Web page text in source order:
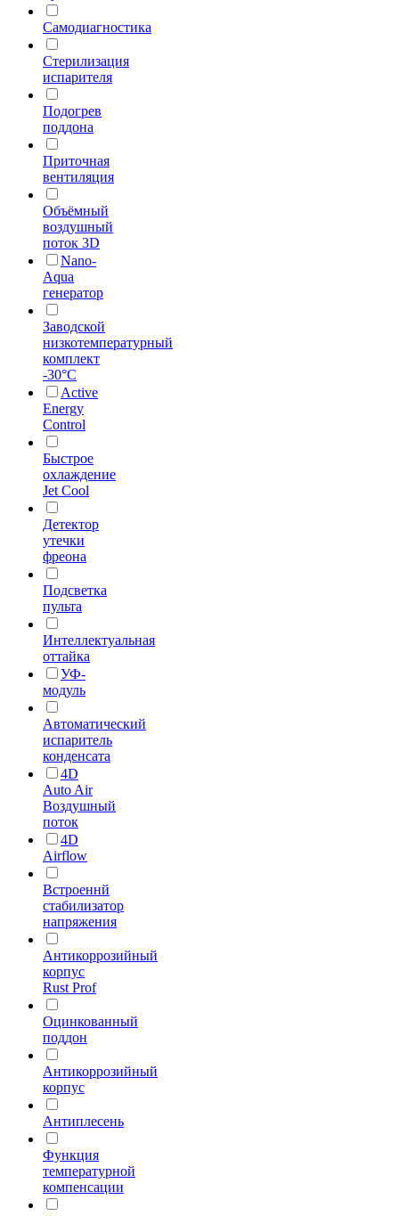
Самодиагностика
Стерилизация
испарителя
Подогрев
поддона
Приточная
вентиляция
Объёмный
воздушный
поток 3D
Nano-
Aqua
генератор
Заводской
низкотемпературный
комплект
-30°С
Active
Energy
Control
Быстрое
охлаждение
Jet Cool
Детектор
утечки
фреона
Подсветка
пульта
Интеллектуальная
оттайка
УФ-
модуль
Автоматический
испаритель
конденсата
4D
Auto Air
Воздушный
поток
4D
Airflow
Встроеннй
стабилизатор
напряжения
Антикоррозийный
корпус
Rust Prof
Оцинкованный
поддон
Антикоррозийный
корпус
Антиплесень
Функция
температурной
компенсации